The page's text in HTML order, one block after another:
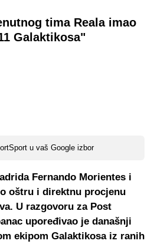
tima Reala imao
Galaktikosa"
u vaš Google izbor
Fernando Morientes i
oštru i direktnu procjenu
U razgovoru za Post
upoređivao je današnji
ekipom Galaktikosa iz ranih